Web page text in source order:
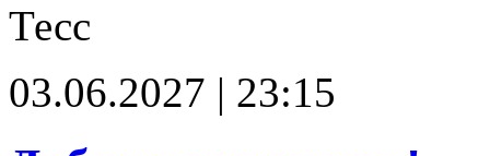
Тесс
03.06.2027 | 23:15